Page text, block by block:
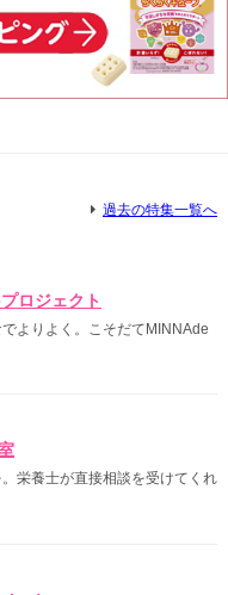
過去の特集一覧へ
ロジェクト
よりよく。こそだてMINNAde
栄養士が直接相談を受けてくれ